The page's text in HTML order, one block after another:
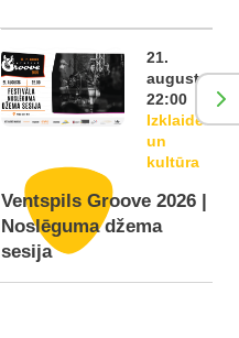
21.
augusts,
22:00
Izklaide
un
kultūra
Ventspils Groove 2026 |
Noslēguma džema
sesija